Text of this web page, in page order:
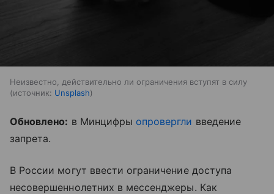
Неизвестно, действительно ли ограничения вступят в силу
источник: Unsplash
Обновлено: в Минцифры опровергли введение
запрета.
В России могут ввести ограничение доступа
несовершеннолетних в мессенджеры. Как